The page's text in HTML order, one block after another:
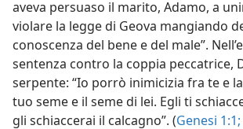
aveva persuaso il marito, Adamo, a
violare la legge di Geova mangiando
conoscenza del bene e del male”.
sentenza contro la coppia peccatrice,
serpente: “Io porrò inimicizia fra te e
tuo seme e il seme di lei. Egli ti
gli schiaccerai il calcagno”. (Genesi 1:1;